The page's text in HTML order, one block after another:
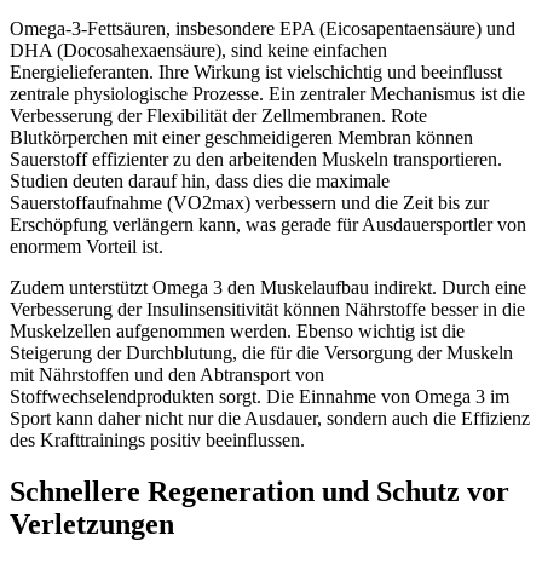
Omega-3-Fettsäuren, insbesondere EPA (Eicosapentaensäure) und
DHA (Docosahexaensäure), sind keine einfachen
Energielieferanten. Ihre Wirkung ist vielschichtig und beeinflusst
zentrale physiologische Prozesse. Ein zentraler Mechanismus ist die
Verbesserung der Flexibilität der Zellmembranen. Rote
Blutkörperchen mit einer geschmeidigeren Membran können
Sauerstoff effizienter zu den arbeitenden Muskeln transportieren.
Studien deuten darauf hin, dass dies die maximale
Sauerstoffaufnahme (VO2max) verbessern und die Zeit bis zur
Erschöpfung verlängern kann, was gerade für Ausdauersportler von
enormem Vorteil ist.
Zudem unterstützt Omega 3 den Muskelaufbau indirekt. Durch eine
Verbesserung der Insulinsensitivität können Nährstoffe besser in die
Muskelzellen aufgenommen werden. Ebenso wichtig ist die
Steigerung der Durchblutung, die für die Versorgung der Muskeln
mit Nährstoffen und den Abtransport von
Stoffwechselendprodukten sorgt. Die Einnahme von Omega 3 im
Sport kann daher nicht nur die Ausdauer, sondern auch die Effizienz
des Krafttrainings positiv beeinflussen.
Schnellere Regeneration und Schutz vor
Verletzungen